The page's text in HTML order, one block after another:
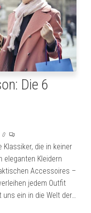
Die 6
0
Klassiker, die in keiner
eleganten Kleidern
Accessoires –
jedem Outfit
ein in die Welt der…